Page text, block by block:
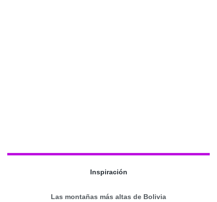
Inspiración
Las montañas más altas de Bolivia